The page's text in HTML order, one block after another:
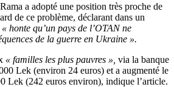
a adopté une position très proche de
de ce problème, déclarant dans un
« honte qu’un pays de l’OTAN ne
de la guerre en Ukraine ».
« familles les plus pauvres », via la banque
Lek (environ 24 euros) et a augmenté le
Lek (242 euros environ), indique l’article.